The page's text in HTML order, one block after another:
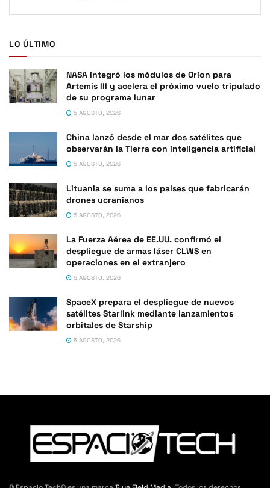
LO ÚLTIMO
NASA integró los módulos de Orion para
Artemis III y acelera el próximo vuelo tripulado
de su programa lunar
5 AGOSTO, 2026
China lanzó desde el mar dos satélites que
observarán la Tierra con inteligencia artificial
5 AGOSTO, 2026
Lituania se suma a los países que fabricarán
drones ucranianos
5 AGOSTO, 2026
La Fuerza Aérea de EE.UU. confirmó el
despliegue de armas láser CLWS en
operaciones en el extranjero
5 AGOSTO, 2026
SpaceX prepara el despliegue de nuevos
satélites Starlink mediante lanzamientos
orbitales de Starship
5 AGOSTO, 2026